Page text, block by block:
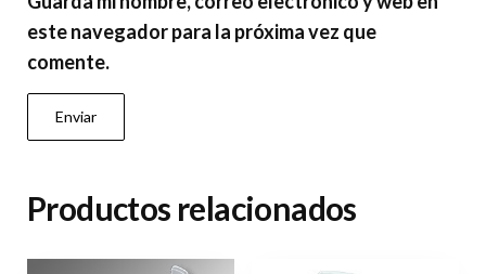
este navegador para la próxima vez que
comente.
Productos relacionados